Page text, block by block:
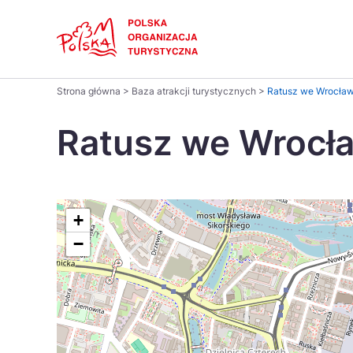
Parki narodowe
na
stronie
Português
Україна
Strona główna > Baza atrakcji turystycznych > Ratusz we
Ratusz we
+
−